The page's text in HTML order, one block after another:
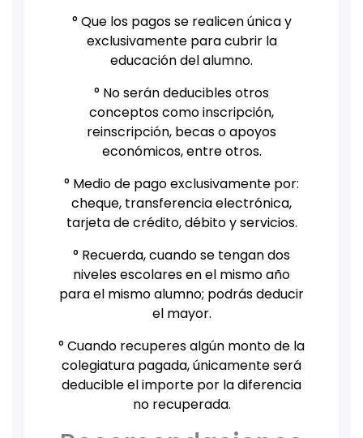
° Que los pagos se realicen única y
exclusivamente para cubrir la
educación del alumno.
° No serán deducibles otros
conceptos como inscripción,
reinscripción, becas o apoyos
económicos, entre otros.
° Medio de pago exclusivamente por:
cheque, transferencia electrónica,
tarjeta de crédito, débito y servicios.
° Recuerda, cuando se tengan dos
niveles escolares en el mismo año
para el mismo alumno; podrás deducir
el mayor.
° Cuando recuperes algún monto de la
colegiatura pagada, únicamente será
deducible el importe por la diferencia
no recuperada.